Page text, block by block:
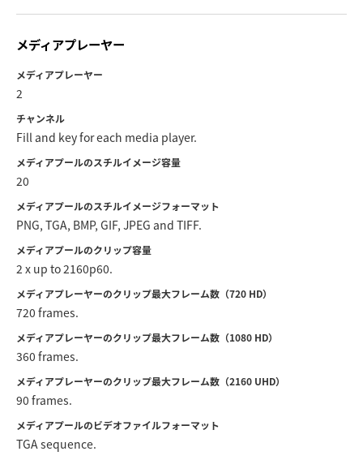
メディアプレーヤー
メディアプレーヤー
2
チャンネル
Fill and key for each media player.
メディアプールのスチルイメージ容量
20
メディアプールのスチルイメージフォーマット
PNG, TGA, BMP, GIF, JPEG and TIFF.
メディアプールのクリップ容量
2 x up to 2160p60.
メディアプレーヤーのクリップ最大フレーム数（720 HD）
720 frames.
メディアプレーヤーのクリップ最大フレーム数（1080 HD）
360 frames.
メディアプレーヤーのクリップ最大フレーム数（2160 UHD）
90 frames.
メディアプールのビデオファイルフォーマット
TGA sequence.